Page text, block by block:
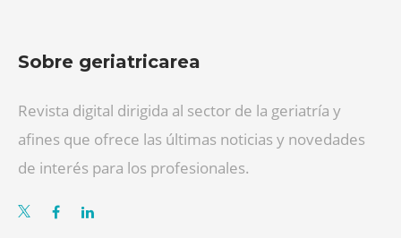
Sobre geriatricarea
Revista digital dirigida al sector de la geriatría y
afines que ofrece las últimas noticias y novedades
de interés para los profesionales.